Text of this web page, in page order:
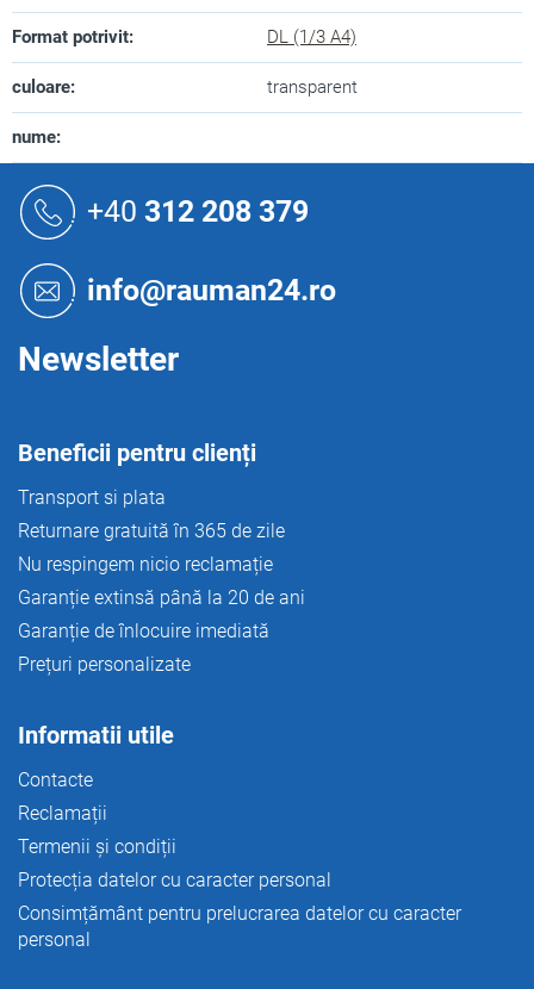
Format potrivit: DL (1/3 A4)
culoare: transparent
nume:
+40 312 208 379
info@rauman24.ro
Newsletter
Beneficii pentru clienți
Transport si plata
Returnare gratuită în 365 de zile
Nu respingem nicio reclamație
Garanție extinsă până la 20 de ani
Garanție de înlocuire imediată
Prețuri personalizate
Informatii utile
Contacte
Reclamații
Termenii și condiții
Protecția datelor cu caracter personal
Consimțământ pentru prelucrarea datelor cu caracter
personal